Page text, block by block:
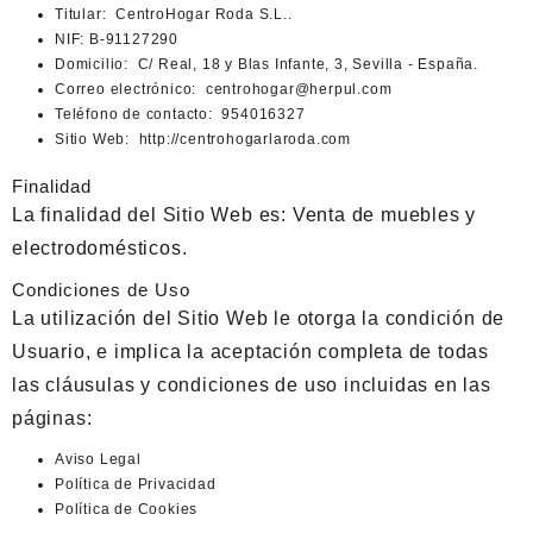
Titular: CentroHogar Roda S.L..
NIF: B-91127290
Domicilio: C/ Real, 18 y Blas Infante, 3, Sevilla - España.
Correo electrónico: centrohogar@herpul.com
Teléfono de contacto: 954016327
Sitio Web:
http://centrohogarlaroda.com
Finalidad
La finalidad del Sitio Web es: Venta de muebles y
electrodomésticos.
Condiciones de Uso
La utilización del Sitio Web le otorga la condición de
Usuario, e implica la aceptación completa de todas
las cláusulas y condiciones de uso incluidas en las
páginas:
Aviso Legal
Política de Privacidad
Política de Cookies